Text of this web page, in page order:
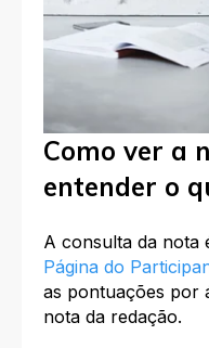
Como ver a
entender o
A consulta da nota
Página do
as pontuações por
nota da redação.